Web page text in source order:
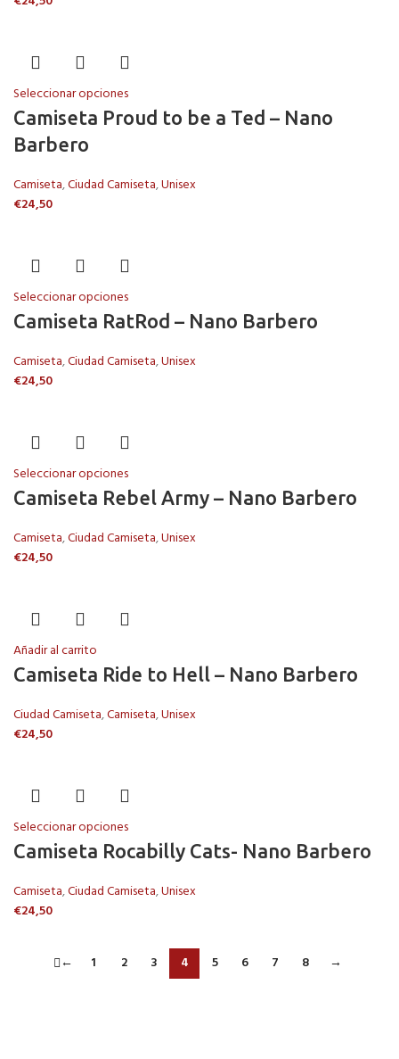
Seleccionar opciones
Camiseta Proud to be a Ted – Nano
Barbero
Camiseta,Ciudad Camiseta,Unisex
€24,50
Seleccionar opciones
Camiseta RatRod – Nano Barbero
Camiseta,Ciudad Camiseta,Unisex
€24,50
Seleccionar opciones
Camiseta Rebel Army – Nano Barbero
Camiseta,Ciudad Camiseta,Unisex
€24,50
Añadir al carrito
Camiseta Ride to Hell – Nano Barbero
Ciudad Camiseta,Camiseta,Unisex
€24,50
Seleccionar opciones
Camiseta Rocabilly Cats- Nano Barbero
Camiseta,Ciudad Camiseta,Unisex
€24,50
← 1 2 3 4 5 6 7 8 →